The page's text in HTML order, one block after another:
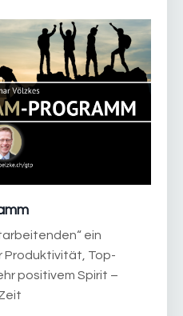
ein
Produktivität, Top-
positivem Spirit –